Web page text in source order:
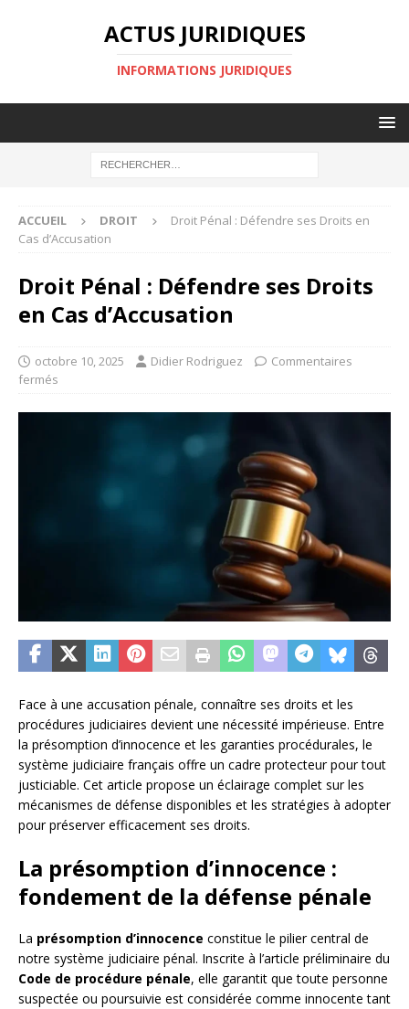
ACTUS JURIDIQUES
INFORMATIONS JURIDIQUES
ACCUEIL DROIT
Droit Pénal : Défendre ses Droits en
Cas d’Accusation
Droit Pénal : Défendre ses Droits
en Cas d’Accusation
octobre 10, 2025 Didier Rodriguez
Commentaires
fermés
Face à une accusation pénale, connaître ses droits et les
procédures judiciaires devient une nécessité impérieuse. Entre
la présomption d’innocence et les garanties procédurales, le
système judiciaire français offre un cadre protecteur pour tout
justiciable. Cet article propose un éclairage complet sur les
mécanismes de défense disponibles et les stratégies à adopter
pour préserver efficacement ses droits.
La présomption d’innocence :
fondement de la défense pénale
La présomption d’innocence constitue le pilier central de
notre système judiciaire pénal. Inscrite à l’article préliminaire du
Code de procédure pénale, elle garantit que toute personne
suspectée ou poursuivie est considérée comme innocente tant